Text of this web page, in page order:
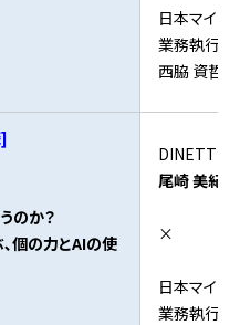
日本マイク
業務執行役
西脇 資哲
のか？
個の力とAIの使
DINETTE
尾崎 美紀
×
日本マイク
業務執行役